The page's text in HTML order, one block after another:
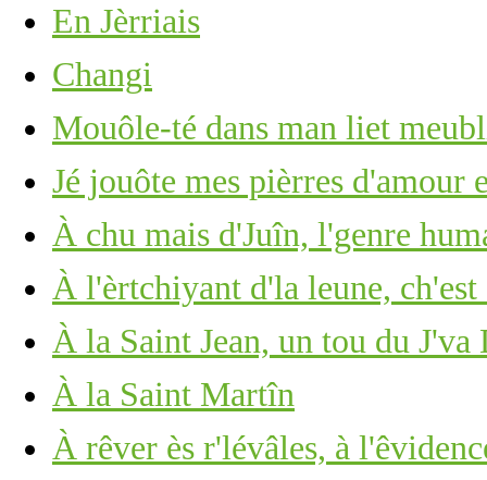
En Jèrriais
Changi
Mouôle-té dans man liet
Jé jouôte mes pièrres d'amour
À chu mais d'Juîn, l'genre
À l'èrtchiyant d'la leune, ch'est
À la Saint Jean, un tou du
À la Saint Martîn
À rêver ès r'lévâles, à